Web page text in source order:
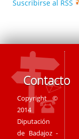
Suscribirse al RSS
Contacto
Copyright ©
2014
Diputación
de Badajoz -